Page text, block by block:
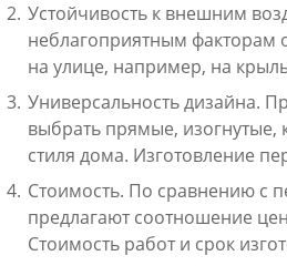
Устойчивость к внешним
неблагоприятным факторам
на улице, например, на
Универсальность дизайна.
выбрать прямые, изогнутые,
стиля дома. Изготовление
Стоимость. По сравнению с
предлагают соотношение
Стоимость работ и срок